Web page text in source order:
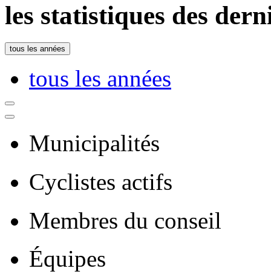
les statistiques des
tous les années
tous les années
Municipalités
Cyclistes actifs
Membres du conseil
Équipes